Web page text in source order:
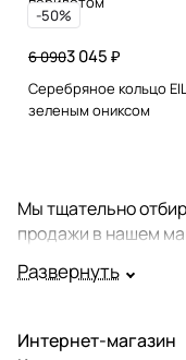
-50%
3 045 ₽
6 090
Серебряное кольцо EILAT с
зеленым ониксом
Мы тщательно
продажи в нашем
у нас кольца - это
мастерства.
с драгоценными и
Развернуть
Интернет-магазин